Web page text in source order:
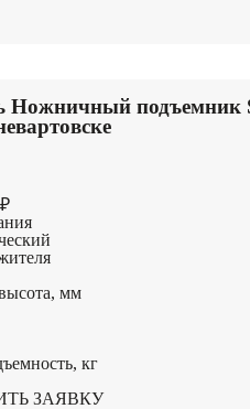
Ножничный подъемник
мм
кг
ЗАЯВКУ